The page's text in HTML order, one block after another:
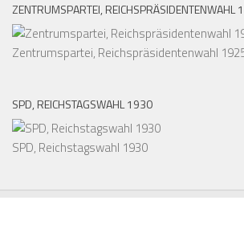
ZENTRUMSPARTEI, REICHSPRÄSIDENTENWAHL
Zentrumspartei, Reichspräsidentenwahl
SPD, REICHSTAGSWAHL 1930
SPD, Reichstagswahl 1930